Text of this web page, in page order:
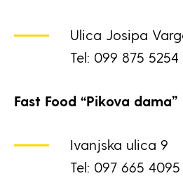
Ulica Josipa
Tel: 099 875 5254
Fast Food “Pikova dama”
Ivanjska ulica 9
Tel: 097 665 4095